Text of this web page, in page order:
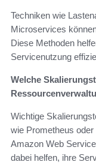
Techniken wie
Microservices
Diese Methoden
Servicenutzung
Welche
Wichtige
wie Prometheus
Amazon Web
dabei helfen, ihre